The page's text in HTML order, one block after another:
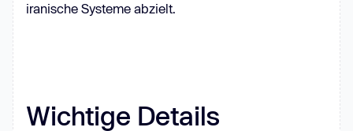
iranische Systeme abzielt.
Wichtige Details